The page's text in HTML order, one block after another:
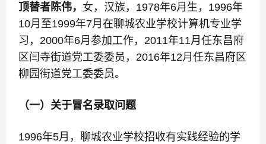
顶替者陈伟， 女，汉族，1978年6月生，1996年
10月至1999年7月在聊城农业学校计算机专业学
习，2000年6月参加工作，2011年11月任东昌府
区闫寺街道党工委委员，2016年12月任东昌府区
柳园街道党工委委员。
（一）关于冒名录取问题
1996年5月，聊城农业学校招收有实践经验的学